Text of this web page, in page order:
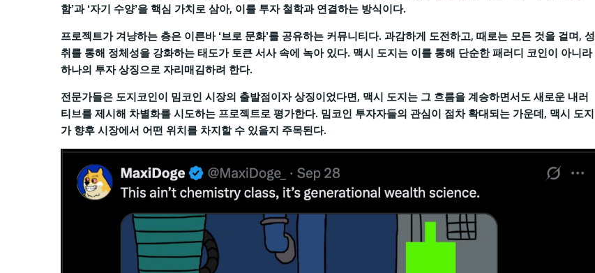
함’과 ‘자기 수양’을 핵심 가치로 삼아, 이를 투자 철학과 연결하는 방식이다.
프로젝트가 겨냥하는 층은 이른바 ‘브로 문화’를 공유하는 커뮤니티다. 과감하게 도전하고, 때로는 모든 것을 걸며, 성
취를 통해 정체성을 강화하는 태도가 토큰 서사 속에 녹아 있다. 맥시 도지는 이를 통해 단순한 패러디 코인이 아니라
하나의 투자 상징으로 자리매김하려 한다.
전문가들은 도지코인이 밈코인 시장의 출발점이자 상징이었다면, 맥시 도지는 그 흐름을 계승하면서도 새로운 내러
티브를 제시해 차별화를 시도하는 프로젝트로 평가한다. 밈코인 투자자들의 관심이 점차 확대되는 가운데, 맥시 도지
가 향후 시장에서 어떤 위치를 차지할 수 있을지 주목된다.